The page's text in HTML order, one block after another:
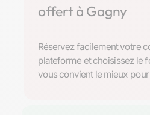
offert à Gagny
Réservez facilement votre
plateforme et choisissez le
vous convient le mieux pour